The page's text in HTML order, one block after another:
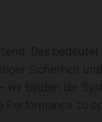
Das
Sicherheit
wir binden die
Performance zu